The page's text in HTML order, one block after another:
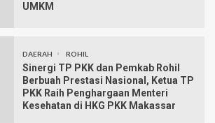
UMKM
DAERAH ROHIL
Sinergi TP PKK dan Pemkab Rohil
Berbuah Prestasi Nasional, Ketua TP
PKK Raih Penghargaan Menteri
Kesehatan di HKG PKK Makassar